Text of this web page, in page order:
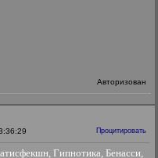
Авторизован
Процитировать
Гипнотика, Бенасси,